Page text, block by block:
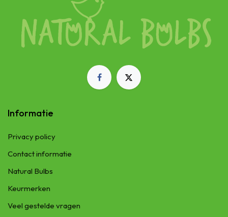
Informatie
Privacy policy
Contact informatie
Natural Bulbs
Keurmerken
Veel gestelde vragen